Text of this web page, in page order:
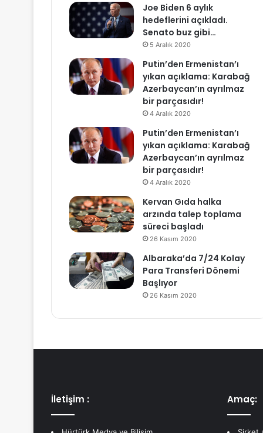
Joe Biden 6 aylık
hedeflerini açıkladı.
Senato buz gibi…
5 Aralık 2020
Putin’den Ermenistan’ı
yıkan açıklama: Karabağ
Azerbaycan’ın ayrılmaz
bir parçasıdır!
4 Aralık 2020
Putin’den Ermenistan’ı
yıkan açıklama: Karabağ
Azerbaycan’ın ayrılmaz
bir parçasıdır!
4 Aralık 2020
Kervan Gıda halka
arzında talep toplama
süreci başladı
26 Kasım 2020
Albaraka’da 7/24 Kolay
Para Transferi Dönemi
Başlıyor
26 Kasım 2020
İletişim : Amaç: